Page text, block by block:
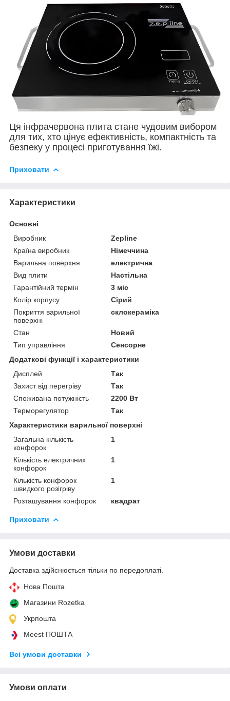
Ця інфрачервона плита стане чудовим вибором
для тих, хто цінує ефективність, компактність та
безпеку у процесі приготування їжі.
Приховати
Характеристики
Основні
Виробник
Zepline
Країна виробник
Німеччина
Варильна поверхня
електрична
Вид плити
Настільна
Гарантійний термін
3 міс
Колір корпусу
Сірий
Покриття варильної
поверхні
склокераміка
Стан
Новий
Тип управління
Сенсорне
Додаткові функції і характеристики
Дисплей
Так
Захист від перегріву
Так
Споживана потужність
2200 Вт
Терморегулятор
Так
Характеристики варильної поверхні
Загальна кількість
конфорок
1
Кількість електричних
конфорок
1
Кількість конфорок
швидкого розігріву
1
Розташування конфорок квадрат
Приховати
Умови доставки
Доставка здійснюється тільки по передоплаті.
Нова Пошта
Магазини Rozetka
Укрпошта
Meest ПОШТА
Всі умови доставки
Умови оплати